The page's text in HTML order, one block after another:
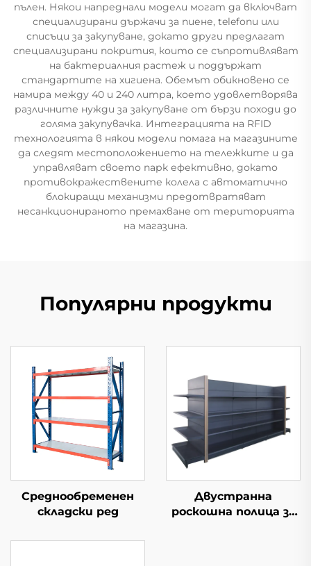
пълен. Някои напреднали модели могат да включват
специализирани държачи за пиене, telefonи или
списъци за закупуване, докато други предлагат
специализирани покрития, които се съпротивляват
на бактериалния растеж и поддържат
стандартите на хигиена. Обемът обикновено се
намира между 40 и 240 литра, което удовлетворява
различните нужди за закупуване от бързи походи до
голяма закупувачка. Интеграцията на RFID
технологията в някои модели помага на магазините
да следят местоположението на тележките и да
управляват своето парк ефективно, докато
противокражествените колела с автоматично
блокиращи механизми предотвратяват
несанкционираното премахване от територията
на магазина.
Популярни продукти
Среднообременен
складски ред
Двустранна
роскошна полица за